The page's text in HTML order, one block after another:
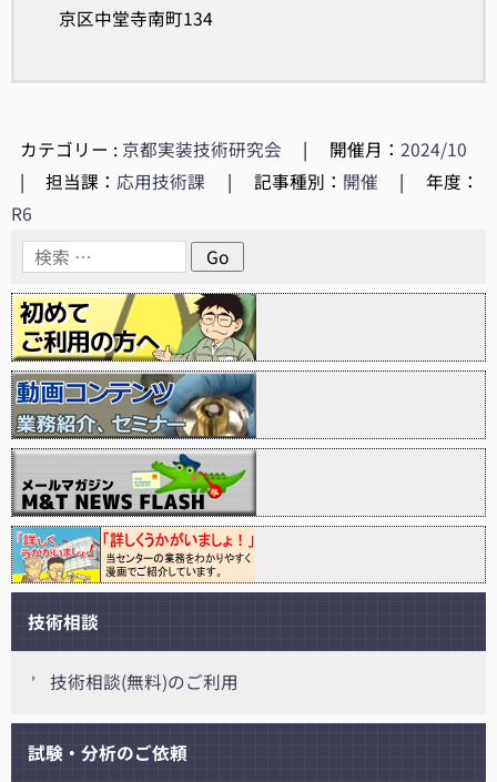
京区中堂寺南町134
カテゴリー : 京都実装技術研究会 | 開催月：2024/10
|
担当課： 応用技術課 | 記事種別： 開催 |
年度：
R6
技術相談
技術相談(無料)のご利用
試験・分析のご依頼